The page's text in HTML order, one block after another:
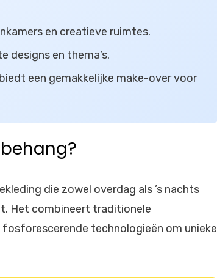
en creatieve ruimtes.
designs en thema’s.
een gemakkelijke make-over voor
die zowel overdag als ’s nachts
Het combineert traditionele
technologieën om unieke